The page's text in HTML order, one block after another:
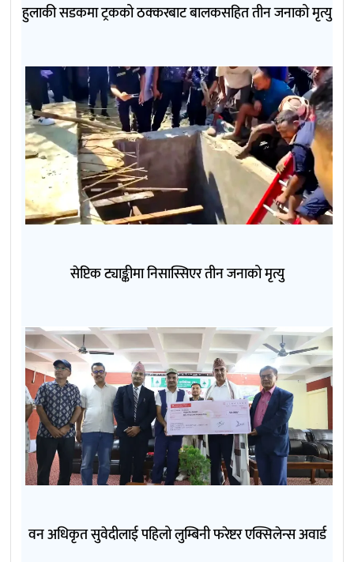
हुलाकी सडकमा ट्रकको ठक्करबाट बालकसहित तीन जनाको मृत्यु
सेप्टिक ट्याङ्कीमा निसास्सिएर तीन जनाको मृत्यु
वन अधिकृत सुवेदीलाई पहिलो लुम्बिनी फरेष्टर एक्सिलेन्स अवार्ड